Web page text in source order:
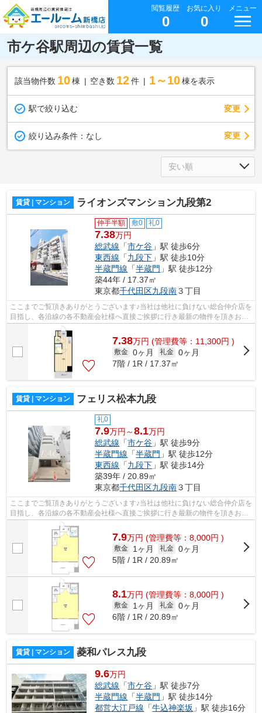
閲覧履歴
0
お気に入り
0
メニュー
市ケ谷駅周辺の賃貸一覧
該当物件数 10棟 空き数 12 件 1～10 棟を表示
駅で絞り込む 変更
絞り込み条件： なし 変更
賃貸 | マンション ライオンズマンション九段第2
仲手半額 敷0 礼0
7.38万円
総武線 「市ケ谷 」駅 徒歩6分
東西線 「九段下 」駅 徒歩10分
半蔵門線 「半蔵門 」駅 徒歩12分
築44年 / 17.37㎡
東京都千代田区九段南３丁目
ここまでご覧頂きありがとうございます♪当社は他社に負けない総合仲介店を
目指し、各沿線の各不動産会社様へ直接ご挨拶に行き最新の物件を頂きお客
様へ提供しております！最新の情報は...
7.38万円 (管理費等：11,300円 )
敷金 0ヶ月 礼金 0ヶ月
7階 / 1R / 17.37㎡
賃貸 | マンション フェリス松本九段
礼0
7.9万円～8.1万円
総武線 「市ケ谷 」駅 徒歩9分
半蔵門線 「半蔵門 」駅 徒歩12分
東西線 「九段下 」駅 徒歩14分
築39年 / 20.89㎡
東京都千代田区九段南３丁目
ここまでご覧頂きありがとうございます♪当社は他社に負けない総合仲介店を
目指し、各沿線の各不動産会社様へ直接ご挨拶に行き最新の物件を頂きお客
様へ提供しております！最新の情報は...
7.9万円 (管理費等：8,000円 )
敷金 1ヶ月 礼金 0ヶ月
5階 / 1R / 20.89㎡
8.1万円 (管理費等：8,000円 )
敷金 1ヶ月 礼金 0ヶ月
6階 / 1R / 20.89㎡
賃貸 | マンション 菱和パレス九段
9.6万円
総武線 「市ケ谷 」駅 徒歩7分
半蔵門線 「半蔵門 」駅 徒歩14分
都営大江戸線 「牛込神楽坂 」駅 徒歩16分